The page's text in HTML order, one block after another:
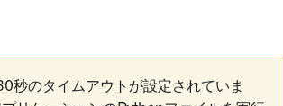
秒のタイムアウトが設定されていま